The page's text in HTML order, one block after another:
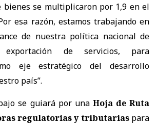
bienes se multiplicaron por 1,9 en el
esa razón, estamos trabajando en
de nuestra política nacional de
de servicios, para
eje estratégico del desarrollo
país”.
se guiará por una Hoja de Ruta
regulatorias y tributariaspara